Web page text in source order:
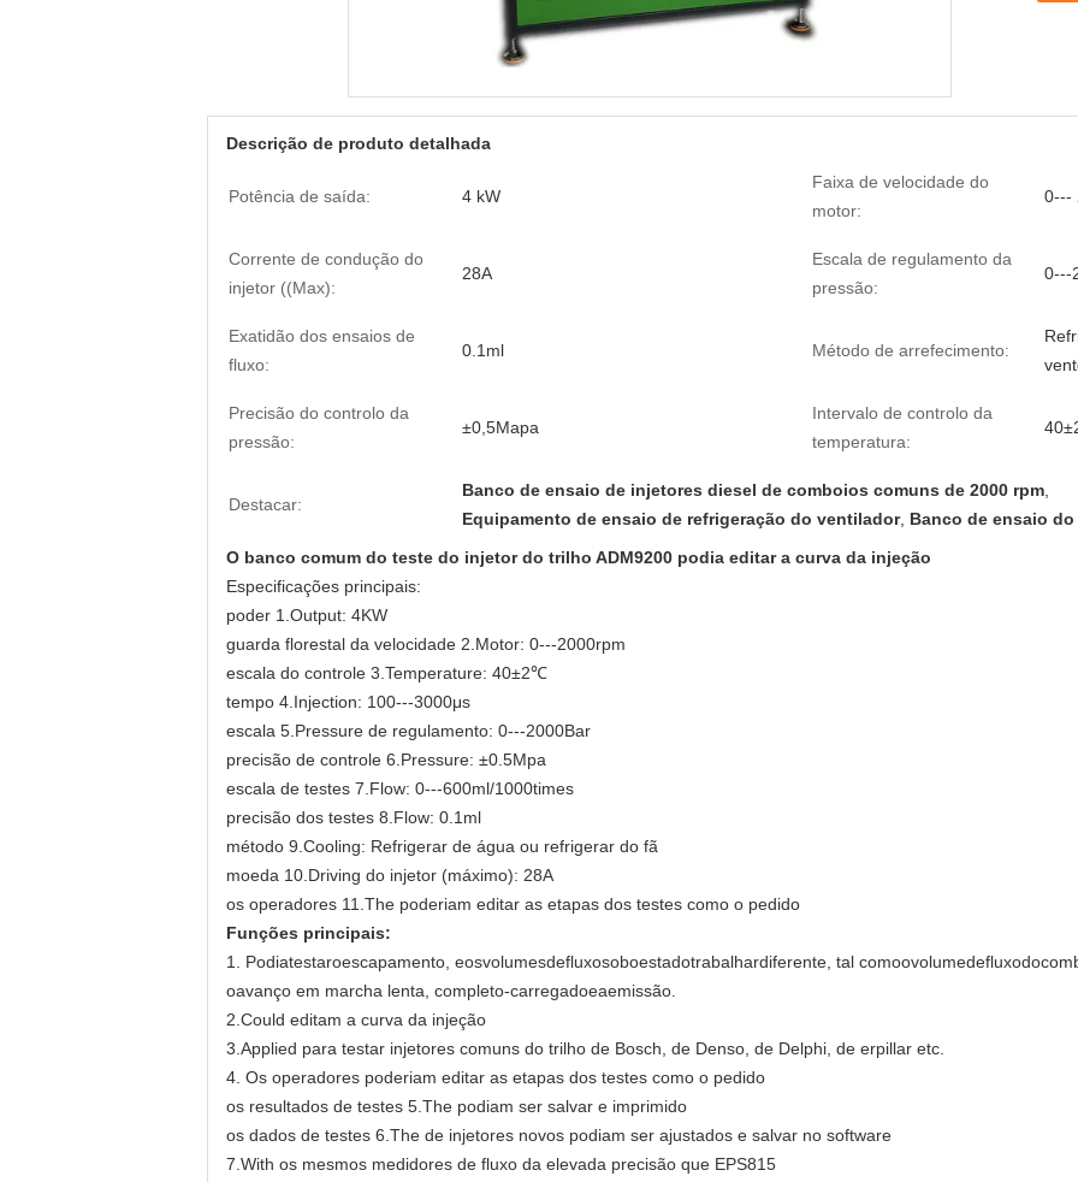
Descrição de produto detalhada
Potência de saída: 4 kW
Faixa de velocidade do
motor:
0---
Corrente de condução do
injetor ((Max):
28A
Escala de regulamento da
pressão:
0---
Exatidão dos ensaios de
fluxo:
0.1ml Método de arrefecimento:
Precisão do controlo da
pressão:
±0,5Mapa
Intervalo de controlo da
temperatura:
Destacar:
Banco de ensaio de injetores diesel de comboios comuns de 2000 rpm
Equipamento de ensaio de refrigeração do ventilador, Banco de ensaio
O banco comum do teste do injetor do trilho ADM9200 podia editar a curva da injeção
Especificações principais:
poder 1.Output: 4KW
guarda florestal da velocidade 2.Motor: 0---2000rpm
escala do controle 3.Temperature: 40±2℃
tempo 4.Injection: 100---3000μs
escala 5.Pressure de regulamento: 0---2000Bar
precisão de controle 6.Pressure: ±0.5Mpa
escala de testes 7.Flow: 0---600ml/1000times
precisão dos testes 8.Flow: 0.1ml
método 9.Cooling: Refrigerar de água ou refrigerar do fã
moeda 10.Driving do injetor (máximo): 28A
os operadores 11.The poderiam editar as etapas dos testes como o pedido
Funções principais:
1
. Podiatestaroescapamento, eosvolumesdefluxosoboestadotrabalhardiferente, tal
oavanço em marcha lenta, completo-carregadoeaemissão.
2.Could editam a curva da injeção
3.Applied para testar injetores comuns do trilho de Bosch, de Denso, de Delphi, de erpillar etc.
4. Os operadores poderiam editar as etapas dos testes como o pedido
os resultados de testes 5.The podiam ser salvar e imprimido
os dados de testes 6.The de injetores novos podiam ser ajustados e salvar no software
7.With os mesmos medidores de fluxo da elevada precisão que EPS815